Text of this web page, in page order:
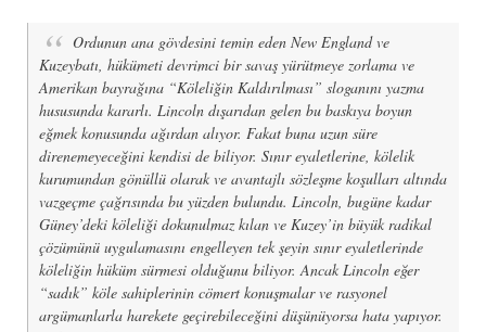
Ordunun ana gövdesini temin eden New England ve
Kuzeybatı, hükümeti devrimci bir savaş yürütmeye zorlama ve
Amerikan bayrağına “Köleliğin Kaldırılması” sloganını yazma
hususunda kararlı. Lincoln dışarıdan gelen bu baskıya boyun
eğmek konusunda ağırdan alıyor. Fakat buna uzun süre
direnemeyeceğini kendisi de biliyor. Sınır eyaletlerine, kölelik
kurumundan gönüllü olarak ve avantajlı sözleşme koşulları altında
vazgeçme çağrısında bu yüzden bulundu. Lincoln, bugüne kadar
Güney’deki köleliği dokunulmaz kılan ve Kuzey’in büyük radikal
çözümünü uygulamasını engelleyen tek şeyin sınır eyaletlerinde
köleliğin hüküm sürmesi olduğunu biliyor. Ancak Lincoln eğer
“sadık” köle sahiplerinin cömert konuşmalar ve rasyonel
argümanlarla harekete geçirebileceğini düşünüyorsa hata yapıyor.